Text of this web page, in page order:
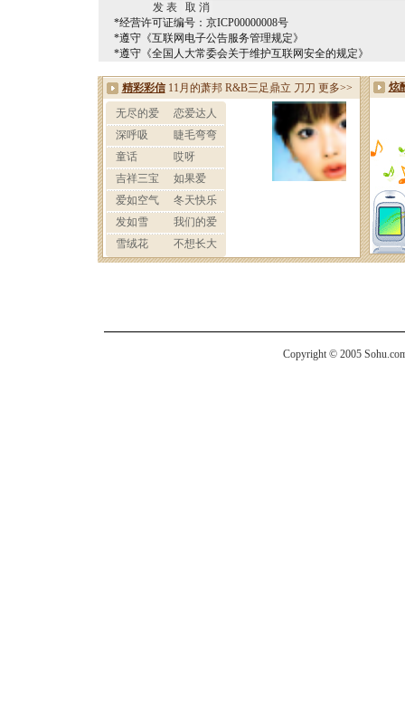
*经营许可证编号：京ICP00000008号
*遵守《互联网电子公告服务管理规定》
*遵守《全国人大常委会关于维护互联网安全的规定》
Copyright © 2005